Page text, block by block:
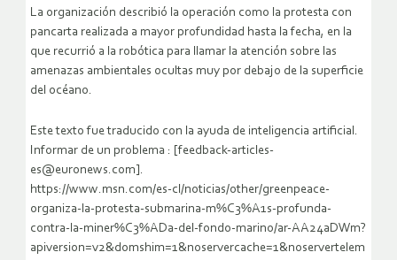
La organización describió la operación como la protesta con
pancarta realizada a mayor profundidad hasta la fecha, en la
que recurrió a la robótica para llamar la atención sobre las
amenazas ambientales ocultas muy por debajo de la superficie
del océano.
Este texto fue traducido con la ayuda de inteligencia artificial.
Informar de un problema : [feedback-articles-
es@euronews.com].
https://www.msn.com/es-cl/noticias/other/greenpeace-
organiza-la-protesta-submarina-m%C3%A1s-profunda-
contra-la-miner%C3%ADa-del-fondo-marino/ar-AA24aDWm?
apiversion=v2&domshim=1&noservercache=1&noservertelem